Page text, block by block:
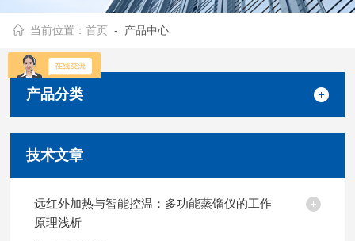
当前位置：首页 - 产品中心
产品分类
技术文章
远红外加热与智能控温：多功能蒸馏仪的工作
原理浅析